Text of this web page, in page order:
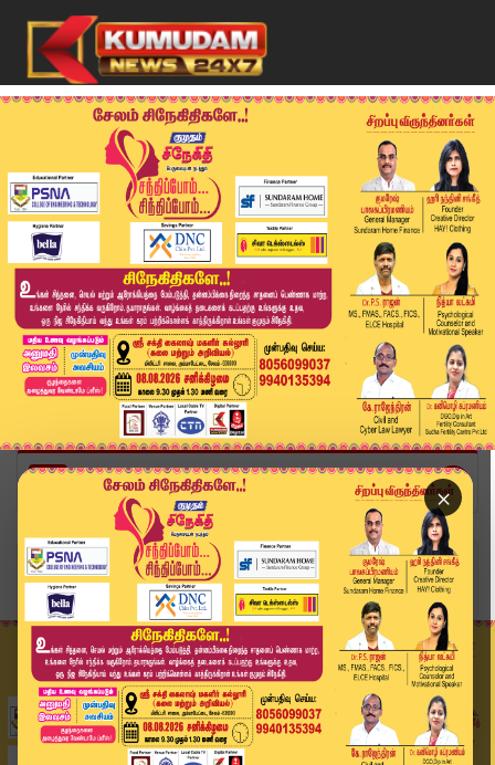
×
Home
வீடியோ ஸ்டோரி
🔴 LIVE | எடப்பாடி பழனிச்சாமி சுற்றுப்பயணம் - த...